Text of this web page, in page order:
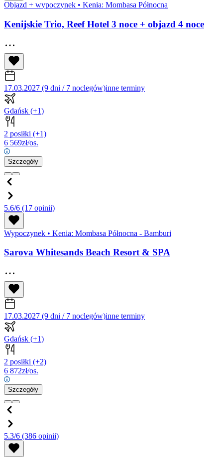
Objazd + wypoczynek • Kenia: Mombasa Północna
Kenijskie Trio, Reef Hotel 3 noce + objazd 4 noce
17.03.2027 (9 dni / 7 noclegów)inne terminy
Gdańsk (+1)
2 posiłki (+1)
6 569zł/os.
Szczegóły
5.6/6 (17 opinii)
Wypoczynek • Kenia: Mombasa Północna - Bamburi
Sarova Whitesands Beach Resort & SPA
17.03.2027 (9 dni / 7 noclegów)inne terminy
Gdańsk (+1)
2 posiłki (+2)
6 872zł/os.
Szczegóły
5.3/6 (386 opinii)